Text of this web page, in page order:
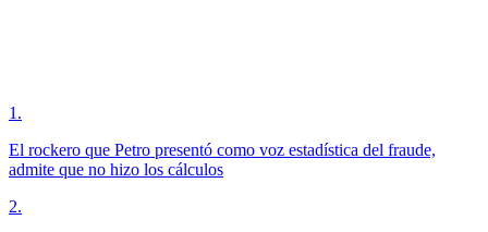
1 .
El rockero que Petro presentó como voz estadística del fraude,
admite que no hizo los cálculos
2.